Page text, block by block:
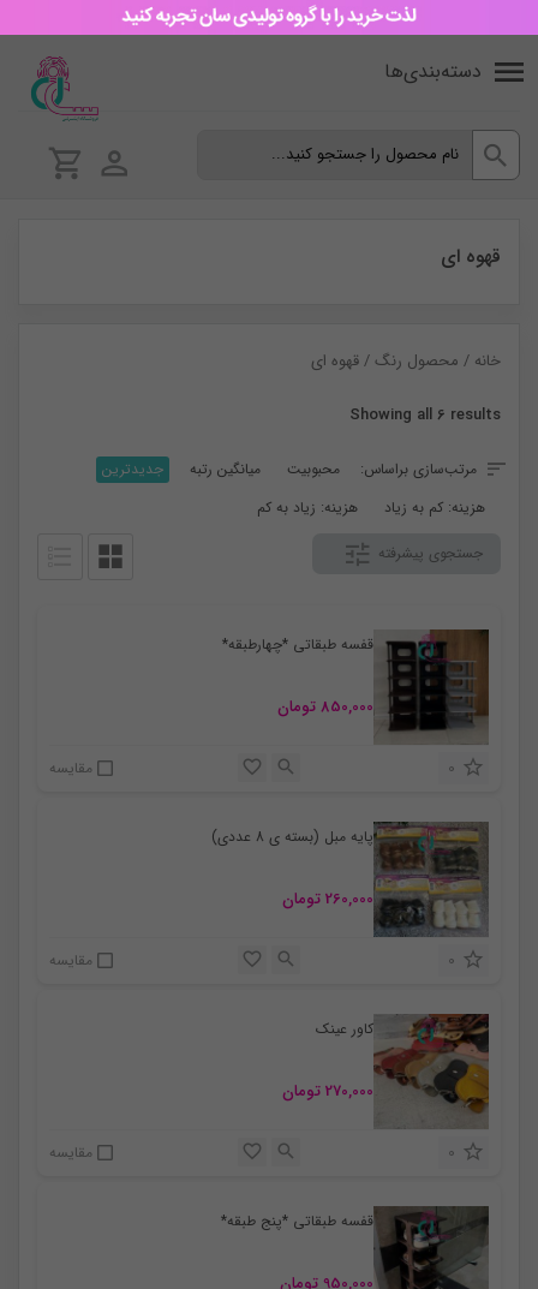
دسته‌بندی‌ها
قهوه ای
خانه / محصول رنگ / قهوه ای
Showing all 6 results
مرتب‌سازی براساس: محبوبیت میانگین رتبه
جدیدترین
هزینه: کم به زیاد
هزینه: زیاد به کم
جستجوی پیشرفته
قفسه طبقاتی *چهارطبقه*
850,000تومان
0 مقایسه
پایه مبل (بسته ی 8 عددی)
260,000تومان
0 مقایسه
کاور عینک
270,000تومان
0 مقایسه
قفسه طبقاتی *پنج طبقه*
950,000تومان